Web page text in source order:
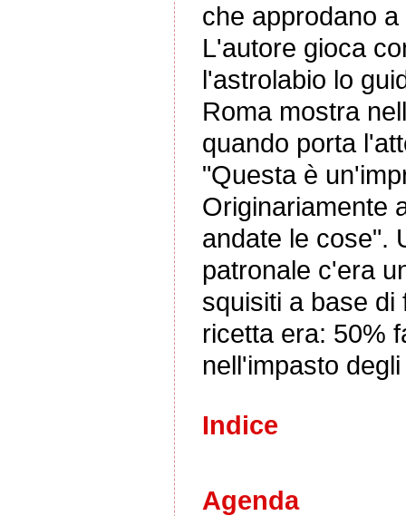
che approdano
L'autore gioca
l'astrolabio lo
Roma mostra
quando porta
"Questa è
Originariamente
andate le cose".
patronale c'era
squisiti a base di
ricetta era: 50%
nell'impasto
Indice
Agenda